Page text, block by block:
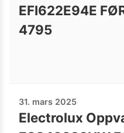
EFI622E94E
4795
31. mars 2025
Electrolux